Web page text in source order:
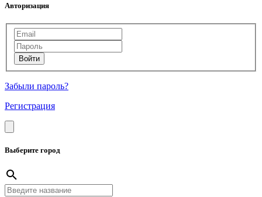
Авторизация
Забыли пароль?
Регистрация
Выберите город